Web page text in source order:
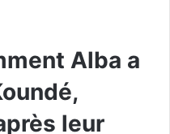
Alba a
leur